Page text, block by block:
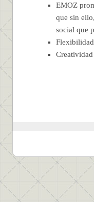
EMOZ
que sin
social que
Flexibilidad
Creatividad